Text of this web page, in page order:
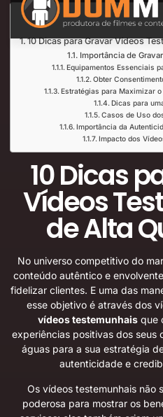
Índice de
10 Dicas para Gravar Vídeos
Importância de
Equipamentos Essenciais
Obter
Estratégias para Maximizar
Dicas para
Casos de Uso
Importância da
Impacto dos
10 Dicas
Vídeos
de Alta
No universo competitivo do
conteúdo autêntico e
fidelizar clientes. E uma das
esse objetivo é através dos
vídeos testemunhais que
experiências positivas dos seus
águas para a sua estratégia
autenticidade e
Os vídeos testemunhais não
poderosa para mostrar os